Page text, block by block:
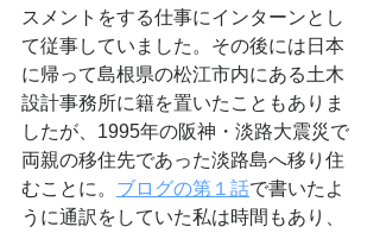
スメントをする仕事にインターンとし
て従事していました。その後には日本
に帰って島根県の松江市内にある土木
設計事務所に籍を置いたこともありま
したが、1995年の阪神・淡路大震災で
両親の移住先であった淡路島へ移り住
むことに。 ブログの第１話で書いたよ
うに通訳をしていた私は時間もあり、